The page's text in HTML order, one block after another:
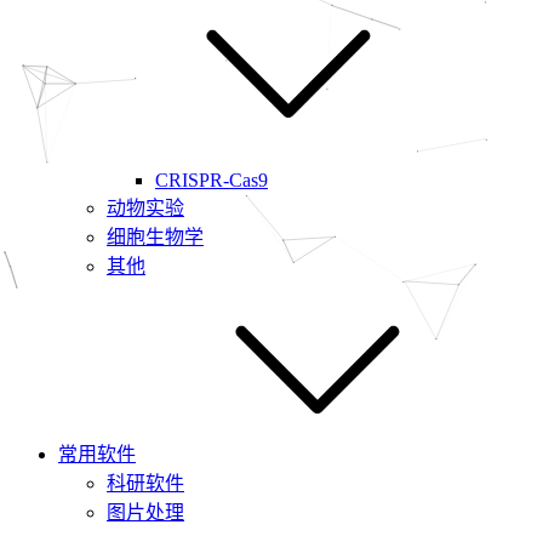
CRISPR-Cas9
动物实验
细胞生物学
其他
常用软件
科研软件
图片处理